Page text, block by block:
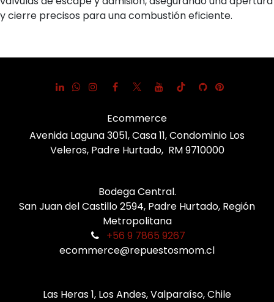
y cierre precisos para una combustión eficiente.
Ecommerce
Avenida Laguna 3051, Casa 11, Condominio Los
Veleros, Padre Hurtado, RM 9710000
Bodega Central.
San Juan del Castillo 2594, Padre Hurtado, Región
Metropolitana
+56 9 7865 9267
ecommerce@repuestosmom.cl
Las Heras 1, Los Andes, Valparaíso, Chile